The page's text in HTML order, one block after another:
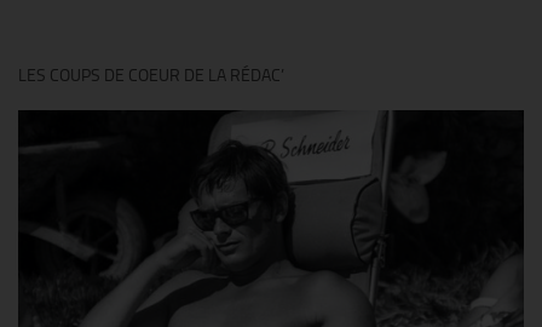
LES COUPS DE COEUR DE LA RÉDAC’